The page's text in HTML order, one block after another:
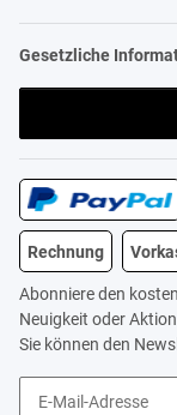
Gesetzliche
Rechnung
Abonniere den
Neuigkeit oder
Sie können den